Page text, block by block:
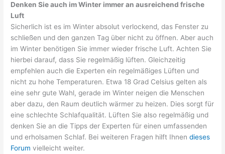
Denken Sie auch im Winter immer an ausreichend frische
Luft
Sicherlich ist es im Winter absolut verlockend, das Fenster zu
schließen und den ganzen Tag über nicht zu öffnen. Aber auch
im Winter benötigen Sie immer wieder frische Luft. Achten Sie
hierbei darauf, dass Sie regelmäßig lüften. Gleichzeitig
empfehlen auch die Experten ein regelmäßiges Lüften und
nicht zu hohe Temperaturen. Etwa 18 Grad Celsius gelten als
eine sehr gute Wahl, gerade im Winter neigen die Menschen
aber dazu, den Raum deutlich wärmer zu heizen. Dies sorgt für
eine schlechte Schlafqualität. Lüften Sie also regelmäßig und
denken Sie an die Tipps der Experten für einen umfassenden
und erholsamen Schlaf. Bei weiteren Fragen hilft Ihnendieses
Forum vielleicht weiter.